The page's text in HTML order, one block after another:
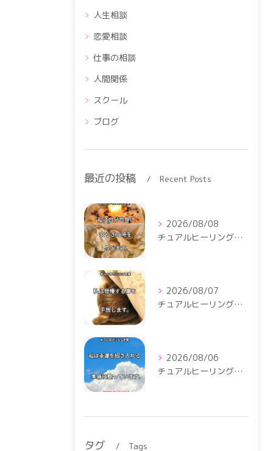
人生相談
恋愛相談
仕事の相談
人間関係
スクール
ブログ
最近の投稿 Recent Posts
2026/08/08
チュアルヒーリングセンター
2026/08/07
チュアルヒーリングセンター
2026/08/06
チュアルヒーリングセンター
タグ Tags